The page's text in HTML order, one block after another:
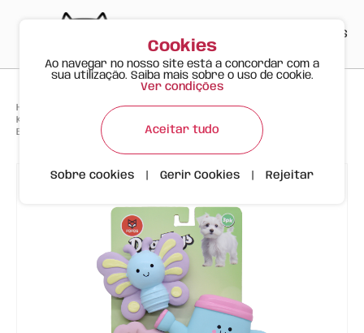
ES
Happy Meow Produtos > >
Kit Primavera com 3 Brinquedos de Látex Sonoros para Cão –
Borracha Natural e Cores Alegres
Cookies
Ao navegar no nosso site está a concordar com a
sua utilização. Saiba mais sobre o uso de cookie.
Ver condições
Aceitar tudo
Sobre cookies Gerir Cookies Rejeitar